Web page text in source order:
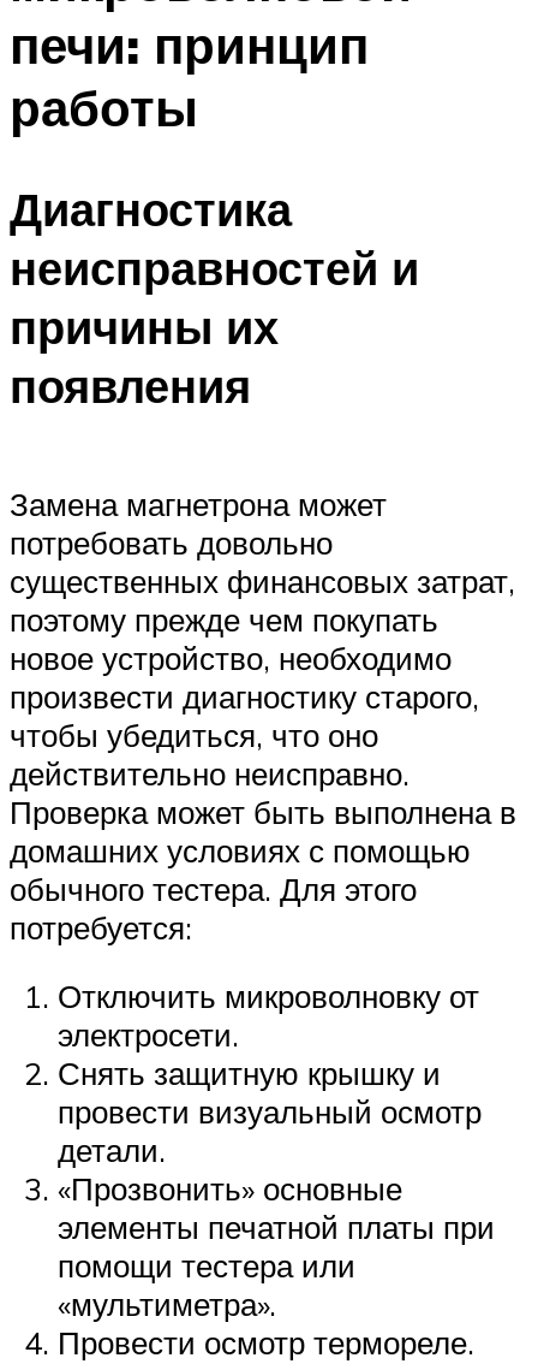
печи: принцип
работы
Диагностика
неисправностей и
причины их
появления
Замена магнетрона может
потребовать довольно
существенных финансовых затрат,
поэтому прежде чем покупать
новое устройство, необходимо
произвести диагностику старого,
чтобы убедиться, что оно
действительно неисправно.
Проверка может быть выполнена в
домашних условиях с помощью
обычного тестера. Для этого
потребуется:
Отключить микроволновку от
электросети.
Снять защитную крышку и
провести визуальный осмотр
детали.
«Прозвонить» основные
элементы печатной платы при
помощи тестера или
«мультиметра».
Провести осмотр термореле.